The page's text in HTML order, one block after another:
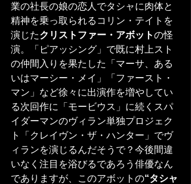
業の社長の娘の恋人でタシャに肉体と
精神を乗っ取られるコリン・テイトを
演じたクリストファー・アボットの怪
演。「ピアッシング」で既に村上スト
の仲間入りを果たした「マーサ、ある
いはマーシー・メイ」「ファースト・
マン」など徐々に出演作を増やしてい
る次回作に「モービウス」に続くスパ
イダーマンのヴィラン単独プロジェク
ト「クレイヴン・ザ・ハンター」でヴ
ィランを演じるんだそうで？今後間違
いなく注目を浴びるであろう俳優なん
でありますが、このアボットの“タシャ